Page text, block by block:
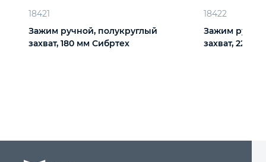
18421
Зажим ручной, полукруглый
захват, 180 мм Сибртех
18422
Зажим
захват, 220